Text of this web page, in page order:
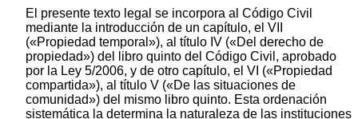
El presente texto legal se incorpora al Código Civil
mediante la introducción de un capítulo, el VII
(«Propiedad temporal»), al título IV («Del derecho de
propiedad») del libro quinto del Código Civil, aprobado
por la Ley 5/2006, y de otro capítulo, el VI («Propiedad
compartida»), al título V («De las situaciones de
comunidad») del mismo libro quinto. Esta ordenación
sistemática la determina la naturaleza de las instituciones